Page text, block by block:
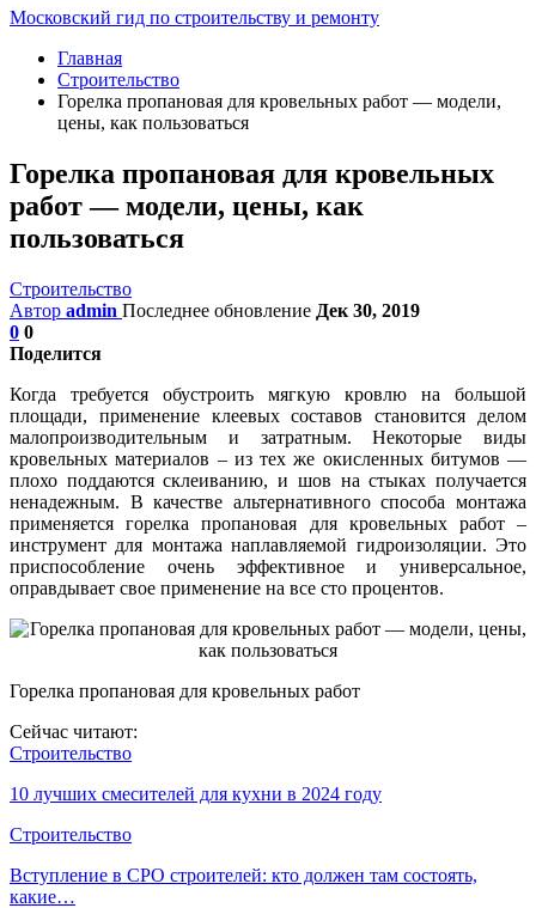
Московский гид по строительству и ремонту
Главная
Строительство
Горелка пропановая для кровельных работ — модели,
цены, как пользоваться
Горелка пропановая для кровельных
работ — модели, цены, как
пользоваться
Строительство
Автор admin Последнее обновление Дек 30, 2019
0 0
Поделится
Когда требуется обустроить мягкую кровлю на большой
площади, применение клеевых составов становится делом
малопроизводительным и затратным. Некоторые виды
кровельных материалов – из тех же окисленных битумов —
плохо поддаются склеиванию, и шов на стыках получается
ненадежным. В качестве альтернативного способа монтажа
применяется горелка пропановая для кровельных работ –
инструмент для монтажа наплавляемой гидроизоляции. Это
приспособление очень эффективное и универсальное,
оправдывает свое применение на все сто процентов.
Горелка пропановая для кровельных работ
Сейчас читают:
Строительство
10 лучших смесителей для кухни в 2024 году
Строительство
Вступление в СРО строителей: кто должен там состоять,
какие…